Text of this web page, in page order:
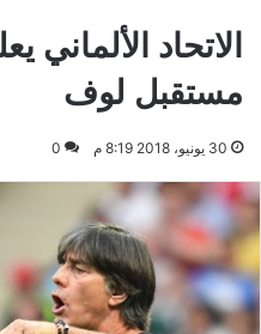
الاتحاد
مستقبل لوف
30 يونيو، 2018 8:19 م 0